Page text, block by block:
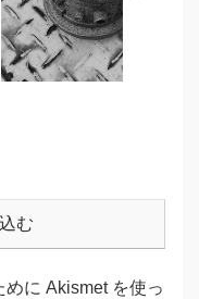
む
に Akismet を使っ